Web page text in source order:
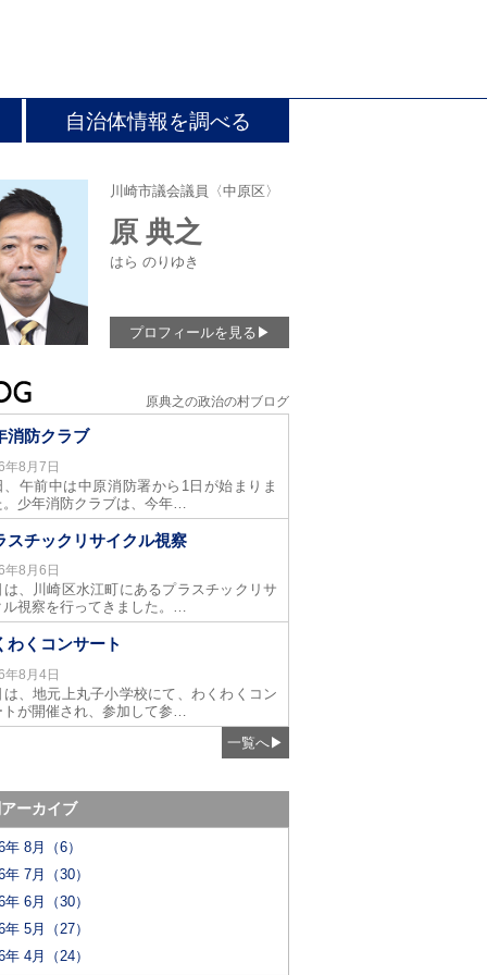
自治体情報を調べる
川崎市議会議員〈中原区〉
原 典之
はら のりゆき
プロフィールを見る ▶
原典之の政治の村ブログ
消防クラブ
年8月7日
、午前中は中原消防署から1日が始まりま
。少年消防クラブは、今年…
スチックリサイクル視察
年8月6日
は、川崎区水江町にあるプラスチックリサ
ル視察を行ってきました。…
わくコンサート
年8月4日
は、地元上丸子小学校にて、わくわくコン
トが開催され、参加して参…
一覧へ▶
ーカイブ
年 8月（6）
年 7月（30）
年 6月（30）
年 5月（27）
年 4月（24）